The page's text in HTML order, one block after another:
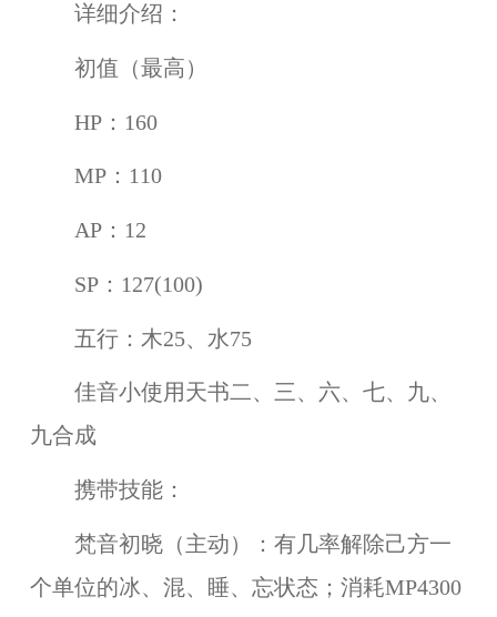
详细介绍：
初值（最高）
HP：160
MP：110
AP：12
SP：127(100)
五行：木25、水75
佳音小使用天书二、三、六、七、九、
九合成
携带技能：
梵音初晓（主动）：有几率解除己方一
个单位的冰、混、睡、忘状态；消耗MP4300